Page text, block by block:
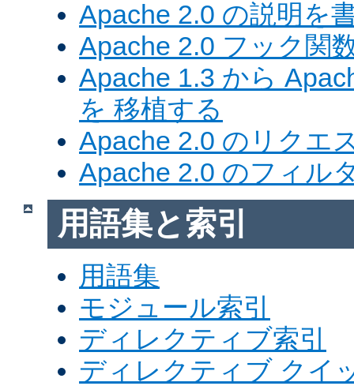
Apache 2.0 の説明を
Apache 2.0 フック関
Apache 1.3 から
を 移植する
Apache 2.0 のリクエ
Apache 2.0 のフィル
用語集と索引
用語集
モジュール索引
ディレクティブ索引
ディレクティブ クイ